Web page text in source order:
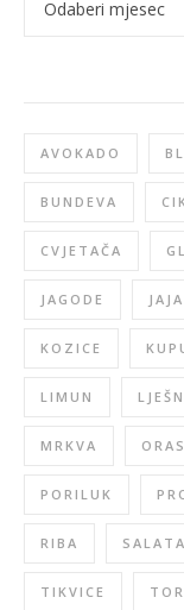
AVOKADO
BUNDEVA
CVJETAČA
JAGODE JAJA
KOZICE
LIMUN
MRKVA
PORILUK
RIBA SALATA
TIKVICE